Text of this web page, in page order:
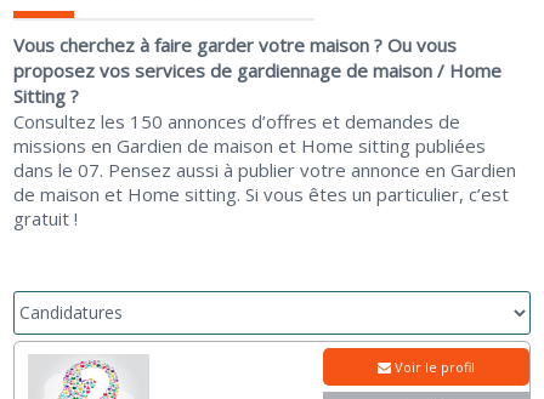
Vous cherchez à faire garder votre maison ? Ou vous
proposez vos services de gardiennage de maison / Home
Sitting ?
Consultez les 150 annonces d’offres et demandes de
missions en Gardien de maison et Home sitting publiées
dans le 07. Pensez aussi à publier votre annonce en Gardien
de maison et Home sitting. Si vous êtes un particulier, c’est
gratuit !
Voir le profil